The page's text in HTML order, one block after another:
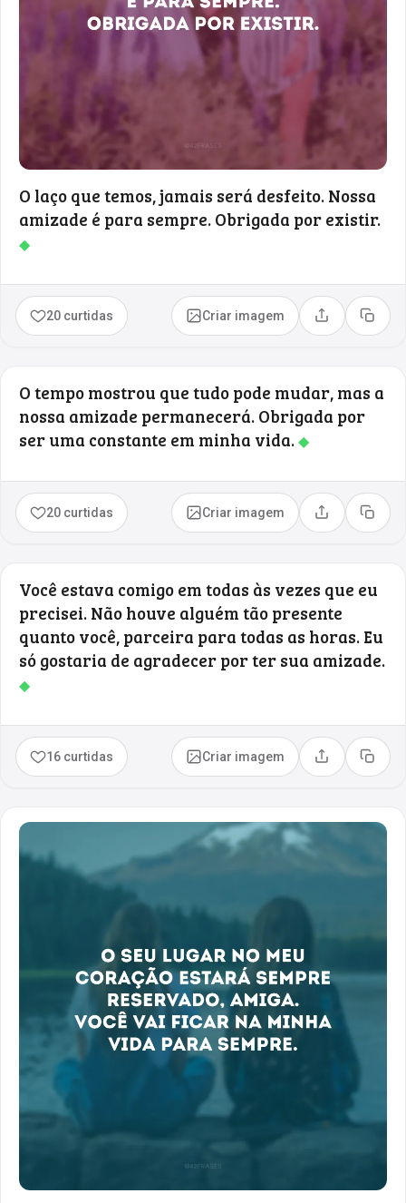
O laço que temos, jamais será desfeito. Nossa
amizade é para sempre. Obrigada por existir.
◆
20 curtidas Criar imagem Compartilhar
Copiar
O tempo mostrou que tudo pode mudar, mas a
nossa amizade permanecerá. Obrigada por
ser uma constante em minha vida.◆
20 curtidas Criar imagem Compartilhar
Copiar
Você estava comigo em todas às vezes que eu
precisei. Não houve alguém tão presente
quanto você, parceira para todas as horas. Eu
só gostaria de agradecer por ter sua amizade.
◆
16 curtidas Criar imagem Compartilhar
Copiar